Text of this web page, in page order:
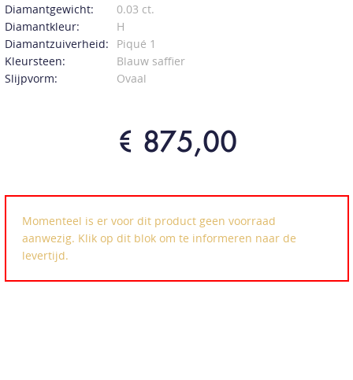
Diamantgewicht:
0.03 ct.
Diamantkleur:
H
Diamantzuiverheid:
Piqué 1
Kleursteen:
Blauw saffier
Slijpvorm:
Ovaal
€ 875,00
Momenteel is er voor dit product geen voorraad
aanwezig. Klik op dit blok om te informeren naar de
levertijd.